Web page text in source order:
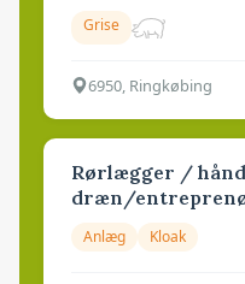
Grise
6950, Ringkøbing
Rørlægger /
dræn/
Anlæg Kloak